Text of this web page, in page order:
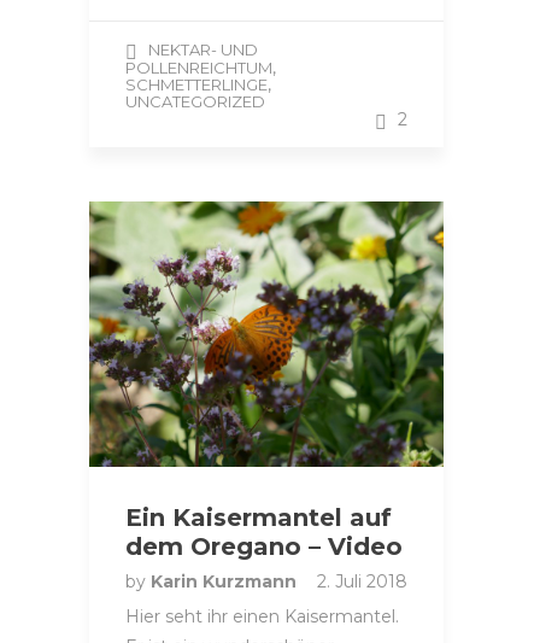
NEKTAR- UND
POLLENREICHTUM,
SCHMETTERLINGE,
UNCATEGORIZED
2
Ein Kaisermantel auf
dem Oregano – Video
by Karin Kurzmann
2. Juli 2018
Hier seht ihr einen Kaisermantel.